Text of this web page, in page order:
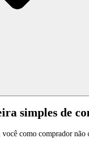
simples de
como comprador